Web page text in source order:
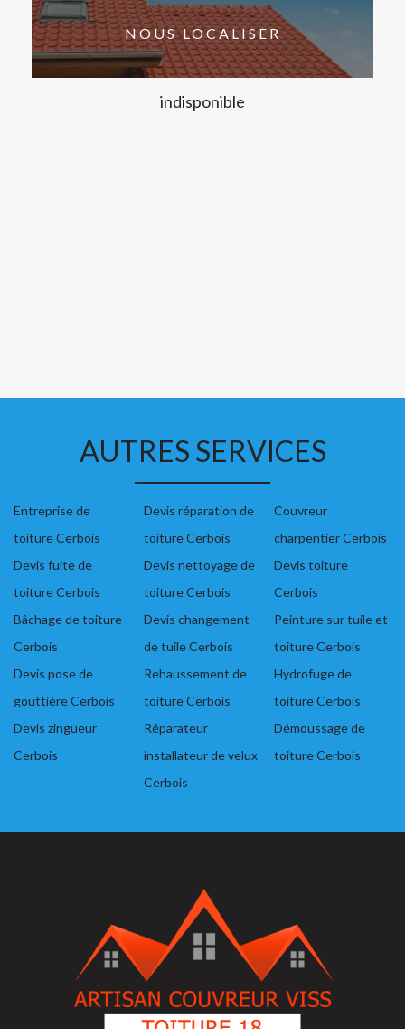
NOUS LOCALISER
indisponible
AUTRES SERVICES
Entreprise de
toiture Cerbois
Devis fuite de
toiture Cerbois
Bâchage de toiture
Cerbois
Devis pose de
gouttière Cerbois
Devis zingueur
Cerbois
Devis réparation de
toiture Cerbois
Devis nettoyage de
toiture Cerbois
Devis changement
de tuile Cerbois
Rehaussement de
toiture Cerbois
Réparateur
installateur de velux
Cerbois
Couvreur
charpentier Cerbois
Devis toiture
Cerbois
Peinture sur tuile et
toiture Cerbois
Hydrofuge de
toiture Cerbois
Démoussage de
toiture Cerbois